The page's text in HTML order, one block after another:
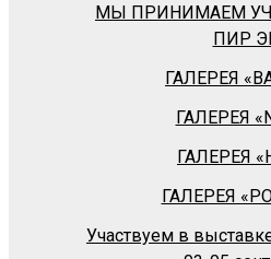
МЫ ПРИНИМАЕМ
ПИР
ГАЛЕРЕЯ
ГАЛЕРЕЯ
ГАЛЕРЕЯ
ГАЛЕРЕЯ
Участвуем в